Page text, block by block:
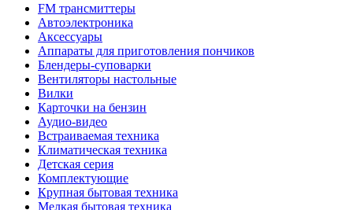
FM трансмиттеры
Автоэлектроника
Аксессуары
Аппараты для приготовления пончиков
Блендеры-суповарки
Вентиляторы настольные
Вилки
Карточки на бензин
Аудио-видео
Встраиваемая техника
Климатическая техника
Детская серия
Комплектующие
Крупная бытовая техника
Мелкая бытовая техника